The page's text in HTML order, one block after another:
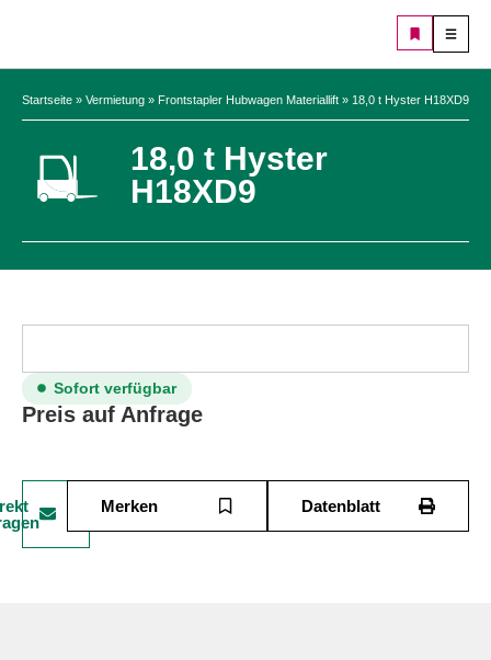
Startseite » Vermietung » Frontstapler Hubwagen Materiallift » 18,0 t Hyster H18XD9
18,0 t Hyster
H18XD9
Sofort verfügbar
Preis auf Anfrage
Merken Datenblatt